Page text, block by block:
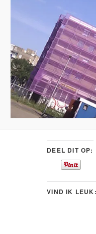
DEEL DIT OP:
VIND IK LEUK: